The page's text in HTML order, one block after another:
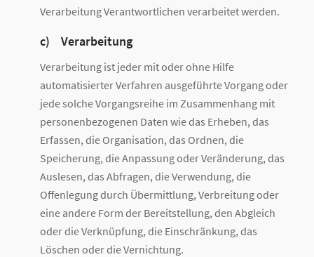
Verarbeitung Verantwortlichen verarbeitet werden.
c) Verarbeitung
Verarbeitung ist jeder mit oder ohne Hilfe
automatisierter Verfahren ausgeführte Vorgang oder
jede solche Vorgangsreihe im Zusammenhang mit
personenbezogenen Daten wie das Erheben, das
Erfassen, die Organisation, das Ordnen, die
Speicherung, die Anpassung oder Veränderung, das
Auslesen, das Abfragen, die Verwendung, die
Offenlegung durch Übermittlung, Verbreitung oder
eine andere Form der Bereitstellung, den Abgleich
oder die Verknüpfung, die Einschränkung, das
Löschen oder die Vernichtung.